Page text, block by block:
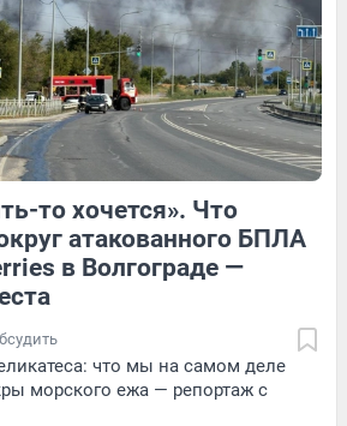
1 Обсудить
то хочется». Что
атакованного БПЛА
в Волгограде —
что мы на самом деле
морского ежа — репортаж с